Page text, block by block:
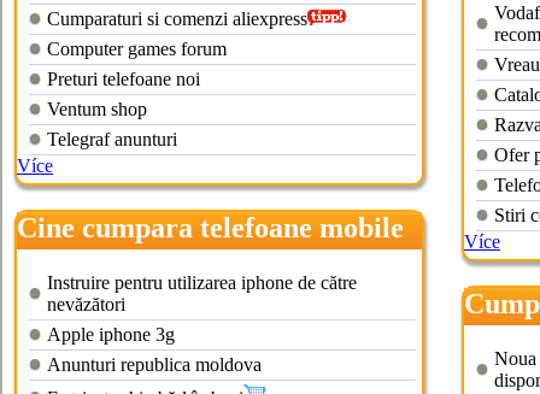
Cumparaturi si comenzi aliexpress
Computer games forum
Preturi telefoane noi
Ventum shop
Telegraf anunturi
Více
Cine cumpara telefoane mobile
Instruire pentru utilizarea iphone de către
nevăzători
Apple iphone 3g
Anunturi republica moldova
Ofer
Stiri
Více